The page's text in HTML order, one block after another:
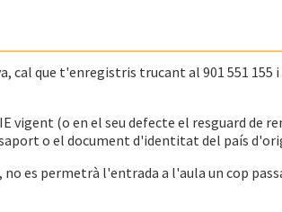
que t'enregistris trucant al 901 551 155 i
vigent (o en el seu defecte el resguard de
o el document d'identitat del país
es permetrà l'entrada a l'aula un cop